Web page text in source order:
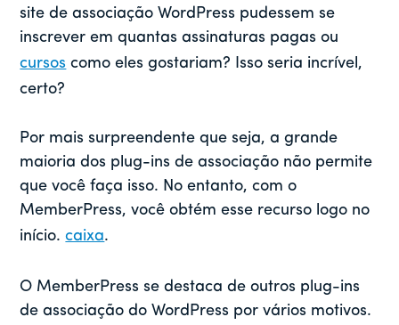
site de associação WordPress pudessem se
inscrever em quantas assinaturas pagas ou
cursos como eles gostariam? Isso seria incrível,
certo?
Por mais surpreendente que seja, a grande
maioria dos plug-ins de associação não permite
que você faça isso. No entanto, com o
MemberPress, você obtém esse recurso logo no
início.caixa.
O MemberPress se destaca de outros plug-ins
de associação do WordPress por vários motivos.